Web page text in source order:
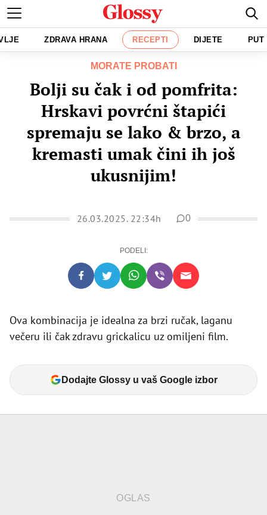
ZDRAVA HRANA RECEPTI DIJETE PUT
MORATE PROBATI
Bolji su čak i od pomfrita:
Hrskavi povrćni štapići
spremaju se lako & brzo, a
kremasti umak čini ih još
ukusnijim!
26.03.2025. 22:34h 0
PODELI:
Ova kombinacija je idealna za brzi ručak, laganu
večeru ili čak zdravu grickalicu uz omiljeni film.
Dodajte Glossy u vaš Google izbor